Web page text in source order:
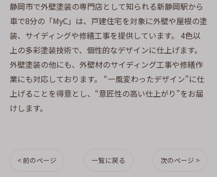
静岡市で外壁塗装の専門店として知られる新静岡駅から
車で8分の「MyC」は、戸建住宅を対象に外壁や屋根の塗
装、サイディングや修繕工事を提供しています。 4色以
上の多彩塗装技術で、個性的なデザインに仕上げます。
外壁塗装の他にも、外壁材のサイディング工事や修繕作
業にも対応しております。 “一風変わったデザイン”に仕
上げることを得意とし、“意匠性の高い仕上がり”をお届
けします。
< 前のページ 一覧に戻る 次のページ >